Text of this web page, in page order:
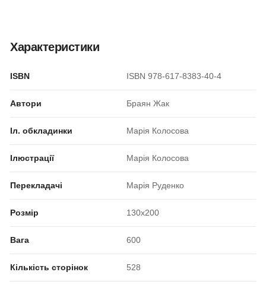
Характеристики
ISBN ISBN 978-617-8383-40-4
Автори Браян Жак
Іл. обкладинки Марія Колосова
Ілюстрації Марія Колосова
Перекладачі Марія Руденко
Розмір 130x200
Вага 600
Кількість сторінок 528